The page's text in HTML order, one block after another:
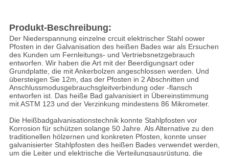
Produkt-Beschreibung:
Der Niederspannung einzelne crcuit elektrischer Stahl oower
Pfosten in der Galvanisation des heißen Bades war als Ersuchen
des Kunden um Fernleitungs- und Vertriebsnetzgebrauch
entworfen. Wir haben die Art mit der Beerdigungsart oder
Grundplatte, die mit Ankerbolzen angeschlossen werden. Und
übersteigen Sie 12m, das der Pfosten in 2 Abschnitten und
Anschlussmodusgebrauchsgleitverbindung oder -flansch
entworfen ist. Das heiße Bad galvanisiert in Übereinstimmung
mit ASTM 123 und der Verzinkung mindestens 86 Mikrometer.
Die Heißbadgalvanisationstechnik konnte Stahlpfosten vor
Korrosion für schützen solange 50 Jahre. Als Alternative zu den
traditionellen hölzernen und konkreten Pfosten, konnte unser
galvanisierter Stahlpfosten des heißen Bades verwendet werden,
um die Leiter und elektrische die Verteilungsausrüstung, die